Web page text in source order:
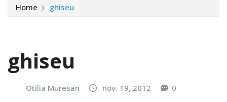
Home ghiseu
ghiseu
Otilia Muresan nov. 19, 2012 0